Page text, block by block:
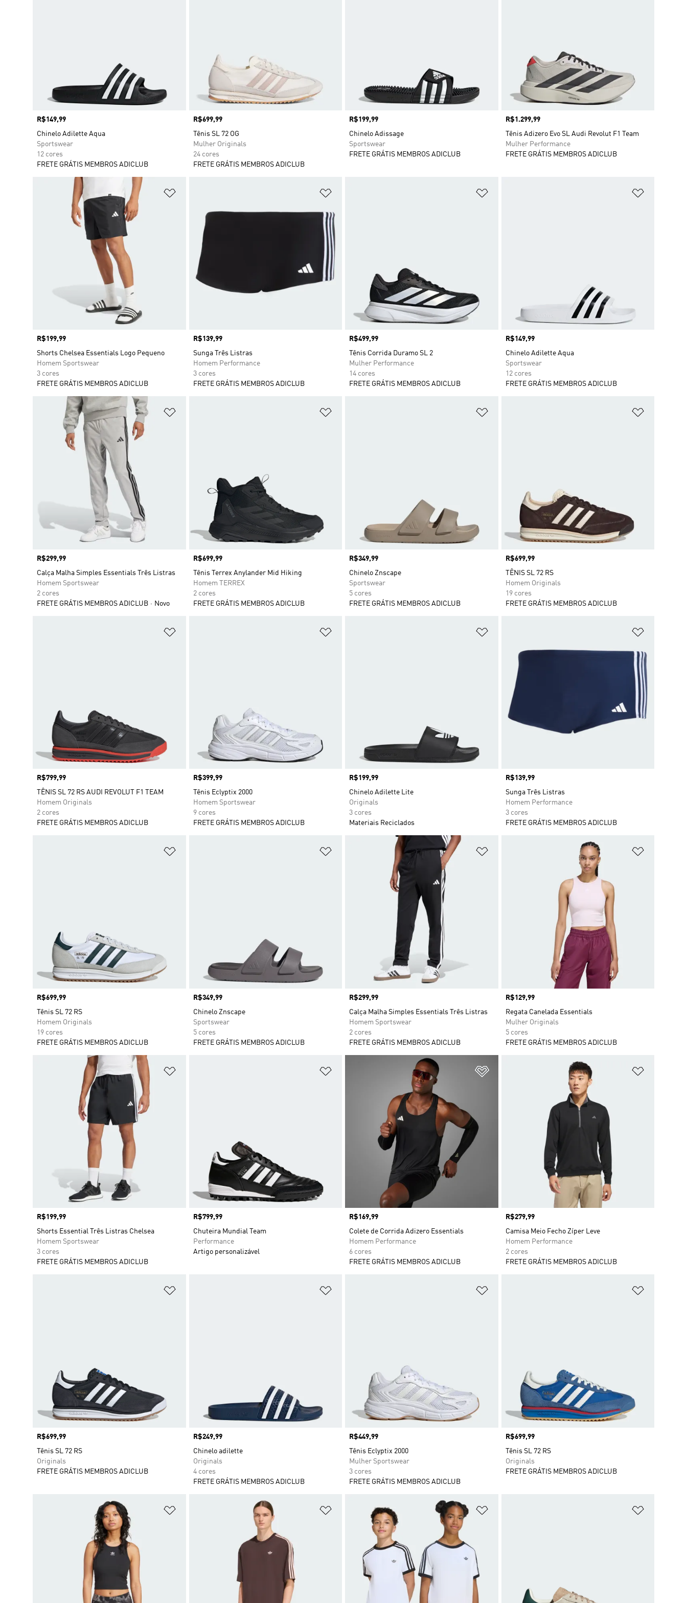
Preço
R$149,99
Chinelo Adilette Aqua
Sportswear
12 cores
FRETE GRÁTIS MEMBROS ADICLUB
Preço
R$699,99
Tênis SL 72 OG
Mulher Originals
24 cores
FRETE GRÁTIS MEMBROS ADICLUB
Preço
R$199,99
Chinelo Adissage
Sportswear
FRETE GRÁTIS MEMBROS ADICLUB
Preço
R$1.299,99
Tênis Adizero Evo SL Audi Revolut F1 Team
Mulher Performance
FRETE GRÁTIS MEMBROS ADICLUB
Preço
R$199,99
Shorts Chelsea Essentials Logo Pequeno
Homem Sportswear
3 cores
FRETE GRÁTIS MEMBROS ADICLUB
Preço
R$139,99
Sunga Três Listras
Homem Performance
3 cores
FRETE GRÁTIS MEMBROS ADICLUB
Preço
R$499,99
Tênis Corrida Duramo SL 2
Mulher Performance
14 cores
FRETE GRÁTIS MEMBROS ADICLUB
Preço
R$149,99
Chinelo Adilette Aqua
Sportswear
12 cores
FRETE GRÁTIS MEMBROS ADICLUB
Preço
R$299,99
Calça Malha Simples Essentials Três Listras
Homem Sportswear
2 cores
FRETE GRÁTIS MEMBROS ADICLUB
Novo
Preço
R$699,99
Tênis Terrex Anylander Mid Hiking
Homem TERREX
2 cores
FRETE GRÁTIS MEMBROS ADICLUB
Preço
R$349,99
Chinelo Znscape
Sportswear
5 cores
FRETE GRÁTIS MEMBROS ADICLUB
Preço
R$699,99
TÊNIS SL 72 RS
Homem Originals
19 cores
FRETE GRÁTIS MEMBROS ADICLUB
Preço
R$799,99
TÊNIS SL 72 RS AUDI REVOLUT F1 TEAM
Homem Originals
2 cores
FRETE GRÁTIS MEMBROS ADICLUB
Preço
R$399,99
Tênis Eclyptix 2000
Homem Sportswear
9 cores
FRETE GRÁTIS MEMBROS ADICLUB
Preço
R$199,99
Chinelo Adilette Lite
Originals
3 cores
Materiais Reciclados
Preço
R$139,99
Sunga Três Listras
Homem Performance
3 cores
FRETE GRÁTIS MEMBROS ADICLUB
Preço
R$699,99
Tênis SL 72 RS
Homem Originals
19 cores
FRETE GRÁTIS MEMBROS ADICLUB
Adicionar à Lista de Desejos
Preço
R$349,99
Chinelo Znscape
Sportswear
5 cores
FRETE GRÁTIS MEMBROS ADICLUB
Adicionar à Lista de Desejos
Preço
R$299,99
Calça Malha Simples Essentials Três Listras
Homem Sportswear
2 cores
FRETE GRÁTIS MEMBROS ADICLUB
Preço
R$129,99
Regata Canelada Essentials
Mulher Originals
5 cores
FRETE GRÁTIS MEMBROS ADICLUB
Preço
R$199,99
Shorts Essential Três Listras Chelsea
Homem Sportswear
3 cores
FRETE GRÁTIS MEMBROS ADICLUB
Adicionar à Lista de Desejos
Preço
R$799,99
Chuteira Mundial Team
Performance
Artigo personalizável
Adicionar à Lista de Desejos
Preço
R$169,99
Colete de Corrida Adizero Essentials
Homem Performance
6 cores
FRETE GRÁTIS MEMBROS ADICLUB
Preço
R$279,99
Camisa Meio Fecho Zíper Leve
Homem Performance
2 cores
FRETE GRÁTIS MEMBROS ADICLUB
Preço
R$699,99
Tênis SL 72 RS
Originals
FRETE GRÁTIS MEMBROS ADICLUB
Preço
R$249,99
Chinelo adilette
Originals
4 cores
FRETE GRÁTIS MEMBROS ADICLUB
Preço
R$449,99
Tênis Eclyptix 2000
Mulher Sportswear
3 cores
FRETE GRÁTIS MEMBROS ADICLUB
Preço
R$699,99
Tênis SL 72 RS
Originals
FRETE GRÁTIS MEMBROS ADICLUB
Adicionar à Lista de Desejos Adicionar à Lista de Desejos